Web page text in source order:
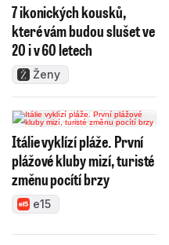
7 ikonických kousků,
které vám budou slušet ve
20 i v 60 letech
Ženy
Itálie vyklízí pláže. První
plážové kluby mizí, turisté
změnu pocítí brzy
e15